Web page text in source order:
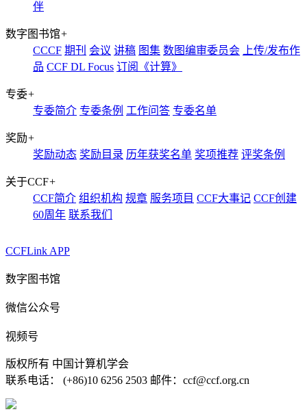
伴
数字图书馆+
CCCF 期刊 会议 讲稿 图集 数图编审委员会
上传/发布作
品 CCF DL Focus 订阅《计算》
专委+
专委简介 专委条例 工作问答 专委名单
奖励+
奖励动态 奖励目录 历年获奖名单 奖项推荐 评奖条例
关于CCF+
CCF简介 组织机构 规章 服务项目 CCF大事记 CCF创建
60周年 联系我们
CCFLink APP
数字图书馆
微信公众号
视频号
版权所有 中国计算机学会
联系电话： (+86)10 6256 2503 邮件：ccf@ccf.org.cn